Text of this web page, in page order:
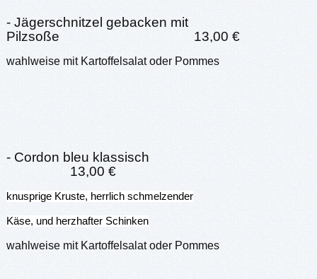
- Jägerschnitzel gebacken mit
Pilzsoße 13,00 €
wahlweise mit Kartoffelsalat oder Pommes
- Cordon bleu klassisch
13,00 €
knusprige Kruste, herrlich schmelzender
Käse, und herzhafter Schinken
wahlweise mit Kartoffelsalat oder Pommes